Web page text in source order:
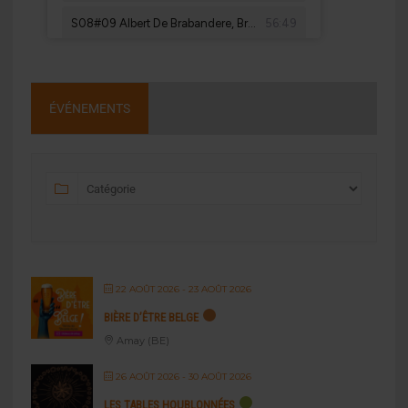
ÉVÉNEMENTS
22 AOÛT 2026- 23 AOÛT 2026
BIÈRE D’ÊTRE BELGE
Amay (BE)
26 AOÛT 2026- 30 AOÛT 2026
LES TABLES HOUBLONNÉES